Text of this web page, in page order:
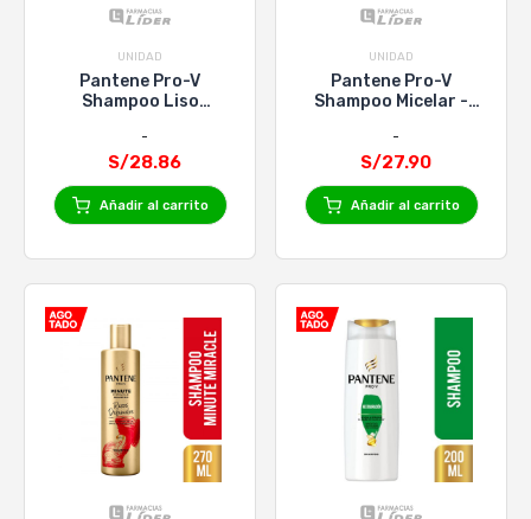
UNIDAD
Pantene Pro-V
Shampoo Liso
S/28.86
Añadir al carrito
UNIDAD
Pantene Pro-V
Shampoo Micelar -
S/27.90
Añadir al carrito